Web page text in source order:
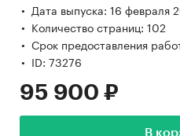
Дата выпуска: 16 февраля
Количество страниц: 102
Срок предоставления
ID: 73276
95 900 ₽
В